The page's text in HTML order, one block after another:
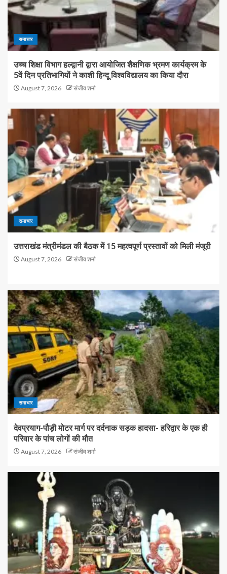
समाचार
उच्च शिक्षा विभाग हल्द्वानी द्वारा आयोजित शैक्षणिक भ्रमण कार्यक्रम के
5वें दिन प्रतिभागियों ने काशी हिन्दू विश्वविद्यालय का किया दौरा
August 7, 2026 संजीव शर्मा
समाचार
उत्तराखंड मंत्रीमंडल की बैठक में 15 महत्वपूर्ण प्रस्तावों को मिली मंजूरी
August 7, 2026 संजीव शर्मा
समाचार
देवप्रयाग-पौड़ी मोटर मार्ग पर दर्दनाक सड़क हादसा- हरिद्वार के एक ही
परिवार के पांच लोगों की मौत
August 7, 2026 संजीव शर्मा